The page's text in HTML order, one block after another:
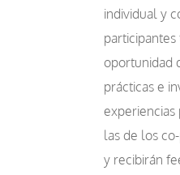
individual y
oportunidad
prácticas e
experiencias
las de los
y recibirán